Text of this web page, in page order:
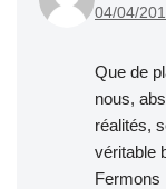
04/04/
Que de
nous,
réalités,
véritable